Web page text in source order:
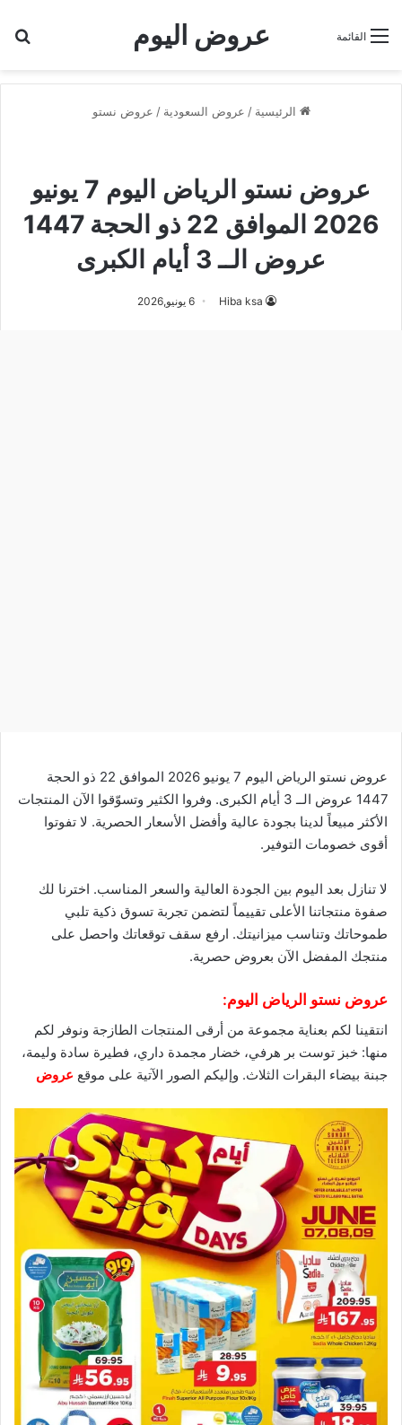
عروض اليوم القائمة
الرئيسية / عروض السعودية / عروض نستو
عروض نستو الرياض اليوم 7 يونيو
2026 الموافق 22 ذو الحجة 1447
عروض الــ 3 أيام الكبرى
Hiba ksa 6 يونيو,2026
عروض نستو الرياض اليوم 7 يونيو 2026 الموافق 22 ذو الحجة
1447 عروض الــ 3 أيام الكبرى. وفروا الكثير وتسوّقوا الآن المنتجات
الأكثر مبيعاً لدينا بجودة عالية وأفضل الأسعار الحصرية. لا تفوتوا
أقوى خصومات التوفير.
لا تنازل بعد اليوم بين الجودة العالية والسعر المناسب. اخترنا لك
صفوة منتجاتنا الأعلى تقييماً لتضمن تجربة تسوق ذكية تلبي
طموحاتك وتناسب ميزانيتك. ارفع سقف توقعاتك واحصل على
منتجك المفضل الآن بعروض حصرية.
عروض نستو الرياض اليوم:
انتقينا لكم بعناية مجموعة من أرقى المنتجات الطازجة ونوفر لكم
منها: خبز توست بر هرفي، خضار مجمدة داري، فطيرة سادة وليمة،
جبنة بيضاء البقرات الثلاث. وإليكم الصور الآتية على موقع عروض